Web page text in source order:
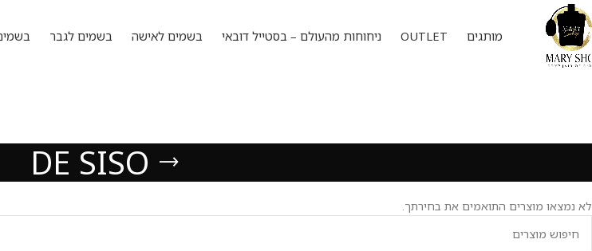
מותגים OUTLET ניחוחות מהעולם – בסטייל דובאי בשמים לאישה בשמים לגבר
DE SISO
לא נמצאו מוצרים התואמים את בחירתך.